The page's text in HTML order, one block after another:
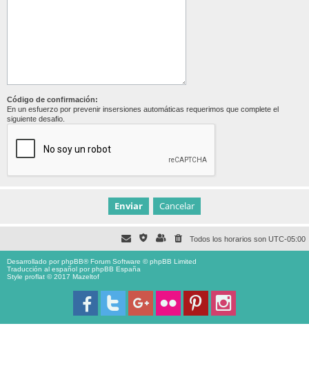
Código de confirmación:
En un esfuerzo por prevenir insersiones automáticas requerimos que complete el
siguiente desafio.
Todos los horarios son UTC-05:00
Desarrollado porphpBB® Forum Software © phpBB Limited
Traducción al español porphpBB España
Style proflat © 2017 Mazeltof